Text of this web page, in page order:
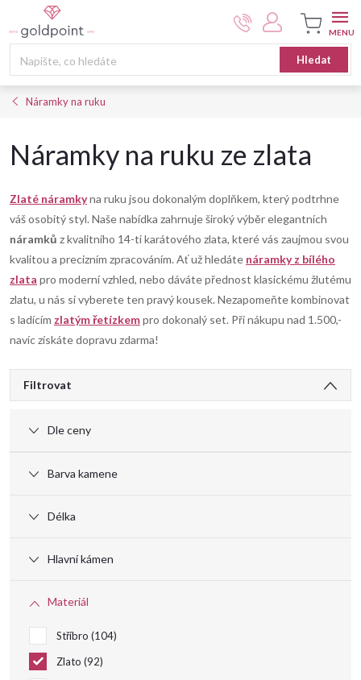
na
Hledat
Nákupní
košík
Náramky na ruku
Náramky na ruku ze zlata
Zlaté náramkyna ruku jsou dokonalým doplňkem, který podtrhne
váš osobitý styl. Naše nabídka zahrnuje široký výběr elegantních
náramků z kvalitního 14-ti karátového zlata, které vás zaujmou svou
kvalitou a precizním zpracováním. Ať už hledáte náramky z bílého
zlata pro moderní vzhled, nebo dáváte přednost klasickému žlutému
zlatu, u nás si vyberete ten pravý kousek. Nezapomeňte kombinovat
s ladícím zlatým řetízkempro dokonalý set. Při nákupu nad 1.500,-
navíc získáte dopravu zdarma!
Filtrovat
Dle ceny
Barva kamene
Délka
Hlavní kámen
Materiál
Stříbro 104
Zlato 92
V